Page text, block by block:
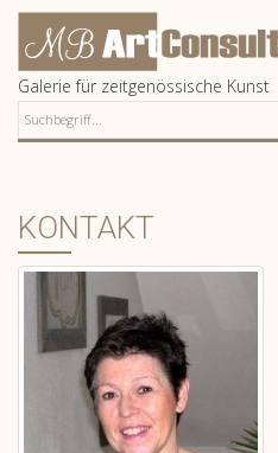
Artconsult
Galerie für zeitgenössische Kunst
KONTAKT